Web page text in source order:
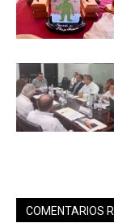
COMENTARIOS